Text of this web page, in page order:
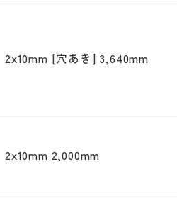
2x10mm [穴あき] 3,640mm
2x10mm 2,000mm